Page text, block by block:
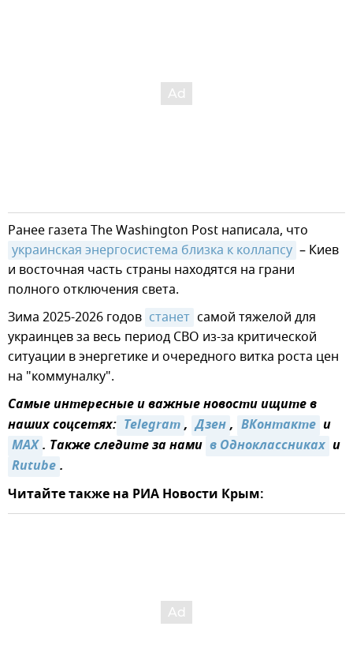
Ранее газета The Washington Post написала, что
украинская энергосистема близка к коллапсу – Киев
и восточная часть страны находятся на грани
полного отключения света.
Зима 2025-2026 годов станет самой тяжелой для
украинцев за весь период СВО из-за критической
ситуации в энергетике и очередного витка роста цен
на "коммуналку".
Самые интересные и важные новости ищите в
наших соцсетях: Telegram, Дзен, ВКонтакте и
MAX. Также следите за нами в Одноклассниках и
Rutube.
Читайте также на РИА Новости Крым: